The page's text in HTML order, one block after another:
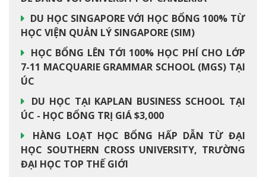
DU HỌC SINGAPORE VỚI HỌC BỔNG 100% TỪ
HỌC VIỆN QUẢN LÝ SINGAPORE (SIM)
HỌC BỔNG LÊN TỚI 100% HỌC PHÍ CHO LỚP
7-11 MACQUARIE GRAMMAR SCHOOL (MGS) TẠI
ÚC
DU HỌC TẠI KAPLAN BUSINESS SCHOOL TẠI
ÚC - HỌC BỔNG TRỊ GIÁ $3,000
HÀNG LOẠT HỌC BỔNG HẤP DẪN TỪ ĐẠI
HỌC SOUTHERN CROSS UNIVERSITY, TRƯỜNG
ĐẠI HỌC TOP THẾ GIỚI